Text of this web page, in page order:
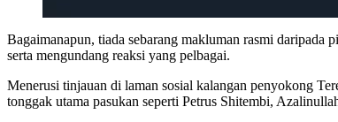
Bagaimanapun, tiada sebarang makluman rasmi
serta mengundang reaksi yang pelbagai.
Menerusi tinjauan di laman sosial kalangan penyokong
tonggak utama pasukan seperti Petrus Shitembi,